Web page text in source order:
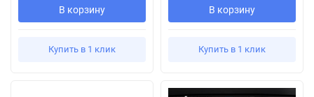
В корзину
Купить в 1 клик
В корзину
Купить в 1 клик